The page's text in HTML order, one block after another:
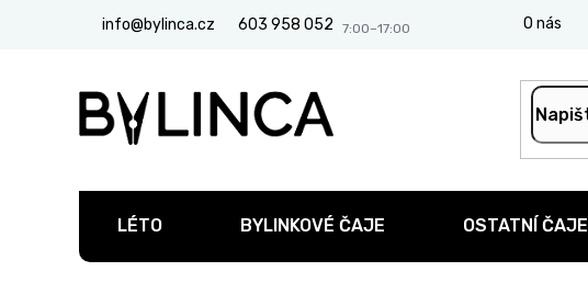
603 958 052
info@bylinca.cz O nás
LÉTO BYLINKOVÉ ČAJE OSTATNÍ ČAJE